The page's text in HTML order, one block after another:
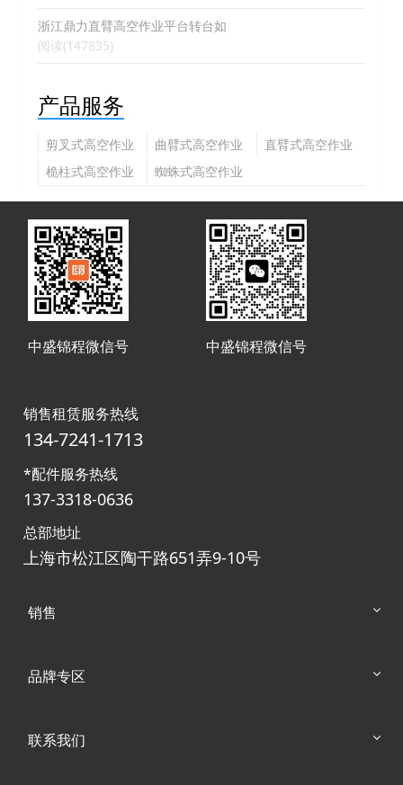
浙江鼎力直臂高空作业平台转台如
阅读(147835)
产品服务
剪叉式高空作业
平台
曲臂式高空作业
平台
直臂式高空作业
桅柱式高空作业
蜘蛛式高空作业
中盛锦程微信号 中盛锦程微信号
销售租赁服务热线
134-7241-1713
*配件服务热线
137-3318-0636
总部地址
上海市松江区陶干路651弄9-10号
销售
品牌专区
联系我们